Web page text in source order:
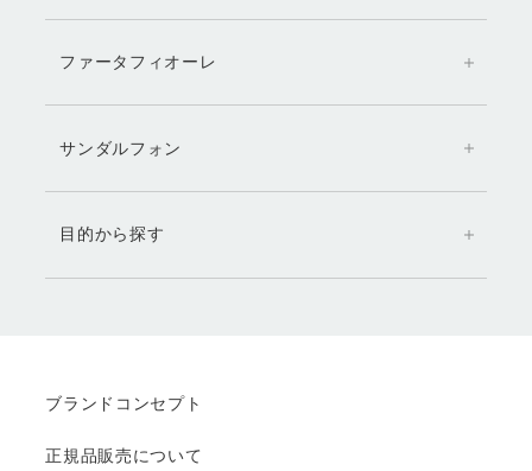
ファータフィオーレ
サンダルフォン
目的から探す
ブランドコンセプト
正規品販売について